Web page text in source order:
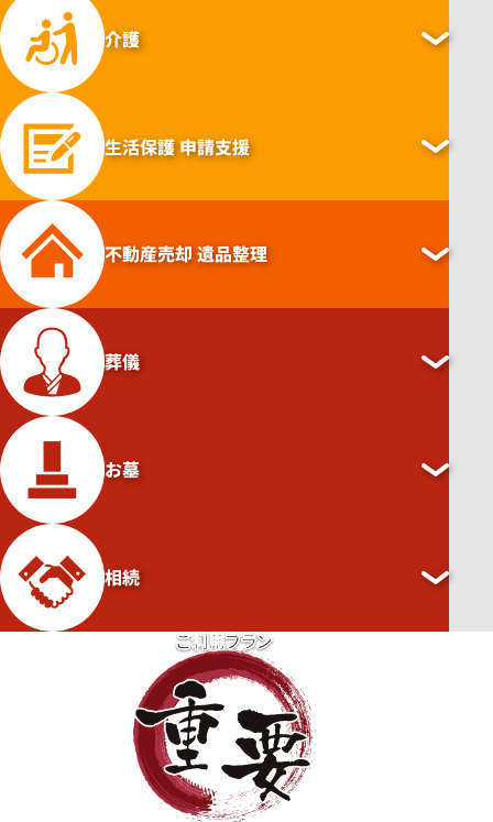
身元保障
身元保証をお引き受けします。
各種手続き
煩わしい手続きを一括して承っています。
※上記は実費同行となります。
介護
介護
老人ホームなどの福祉施設の見学へ同行し、必要時
にはご契約時の立ち会いまで行います。（無料）
生活保護申請支援
生活保護申請支援
生活保護申請のサポートや手続きのお手伝いを行って
います。（無料）
不動産売却遺品整理
不動産売却遺品整理
家財道具・生活用品の処分や引き取りなど、遺品の処
分を請け負います。また、不動産についても専門の業
者が無料相談から売買までを承ります。
買取・家財・家電・貴金属・ブランド品
ご家庭にある、家財道具・家電・貴金属・ブランド
品などをその場で高価買取し、お片付け費用から相
殺が可能になります。
葬儀
葬儀
予算に応じた葬儀社の案内から、喪主代行、法要も
承っております。行政手続きをご家族に代わって行い
ます。
お墓
お墓
ご希望に沿った形で納骨（散骨）・ご供養します。納
骨先は、ご自身のお墓、永代供養墓、樹木葬、海洋
散骨などから選択できます。墓じまいについてもご相
相続
不動産売却・遺品整理
任意後見や遺言などの公正証書の作成から、遺言作
成で大切な遺言執行者指名の受託など、あなたの望む
相続を円滑に進めるまでを請け負います。
ご利用プラン